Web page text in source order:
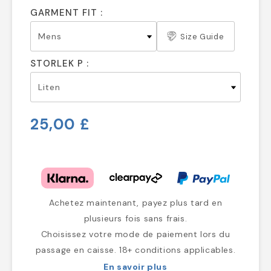
GARMENT FIT :
Size Guide
STORLEK P :
25,00 £
Achetez maintenant, payez plus tard en
plusieurs fois sans frais.
Choisissez votre mode de paiement lors du
passage en caisse. 18+ conditions applicables.
En savoir plus